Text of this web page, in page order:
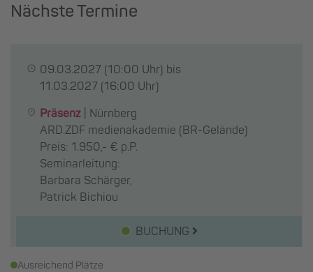
Nächste Termine
09.03.2027 (10:00 Uhr) bis
11.03.2027 (16:00 Uhr)
Präsenz
Nürnberg
ARD.ZDF medienakademie (BR-Gelände)
Preis: 1.950,- € p.P.
Seminarleitung:
Barbara Schärger,
Patrick Bichiou
BUCHUNG
Ausreichend Plätze